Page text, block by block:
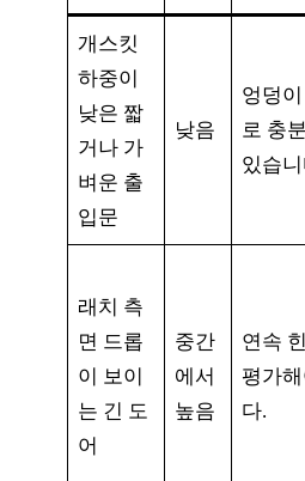
개스킷
하중이
낮은 짧
거나 가
벼운 출
입문
낮음
엉덩
로 충
있습
래치 측
면 드롭
이 보이
는 긴 도
어
중간
에서
높음
연속
평가해
다.